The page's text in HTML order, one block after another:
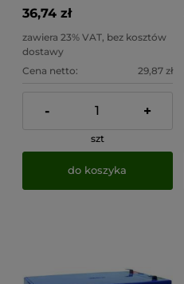
36,74 zł
zawiera 23% VAT, bez kosztów
dostawy
Cena netto:
29,87 zł
- +
szt
do koszyka